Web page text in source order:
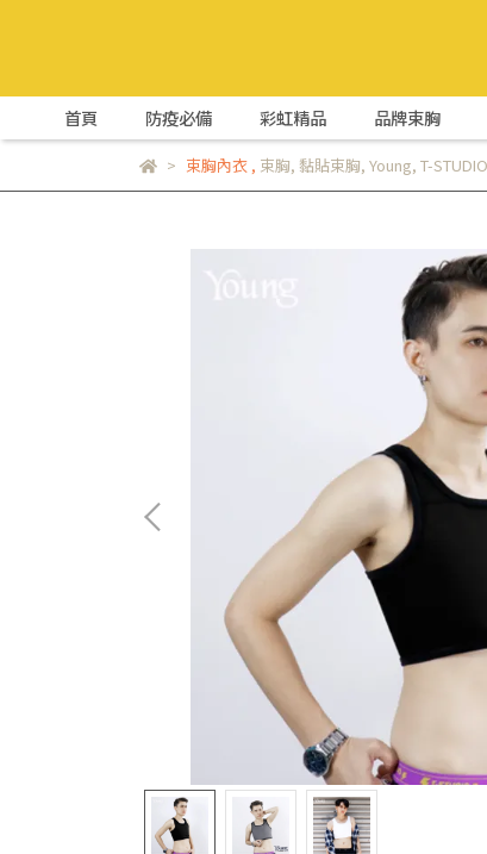
首頁 防疫必備 彩虹精品 品牌束胸
束胸內衣, 束胸, 黏貼束胸, Young, T-